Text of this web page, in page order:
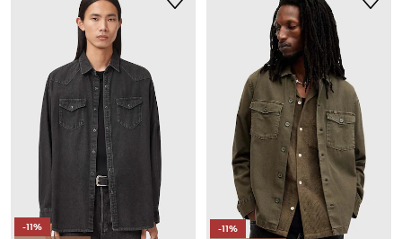
-11%
-11%